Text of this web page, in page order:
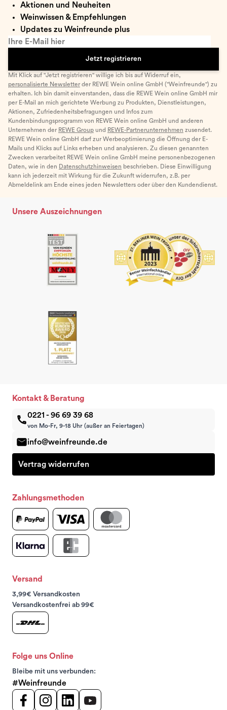
Aktionen und Neuheiten
Weinwissen & Empfehlungen
Updates zu Weinfreunde plus
Ihre E-Mail hier
Jetzt registrieren
Mit Klick auf "Jetzt registrieren" willige ich bis auf Widerruf ein,
personalisierte Newsletter der REWE Wein online GmbH ("Weinfreunde") zu
erhalten. Ich bin damit einverstanden, dass die REWE Wein online GmbH mir
per E-Mail an mich gerichtete Werbung zu Produkten, Dienstleistungen,
Aktionen, Zufriedenheitsbefragungen und Infos zum
Kundenbindungsprogramm von REWE Wein online GmbH und anderen
Unternehmen der REWE Group und REWE-Partnerunternehmen zusendet.
REWE Wein online GmbH darf zur Werbeoptimierung die Öffnung der E-
Mails und Klicks auf Links erheben und analysieren. Zu diesen genannten
Zwecken verarbeitet REWE Wein online GmbH meine personenbezogenen
Daten, wie in den Datenschutzhinweisen beschrieben. Diese Einwilligung
kann ich jederzeit mit Wirkung für die Zukunft widerrufen, z.B. per
Abmeldelink am Ende eines jeden Newsletters oder über den Kundendienst.
Unsere Auszeichnungen
Kontakt & Beratung
0221 - 96 69 39 68
von Mo-Fr, 9-18 Uhr (außer an Feiertagen)
info@weinfreunde.de
Vertrag widerrufen
Zahlungsmethoden
Versand
3,99€ Versandkosten
Versandkostenfrei ab 99€
Folge uns Online
Bleibe mit uns verbunden:
#Weinfreunde